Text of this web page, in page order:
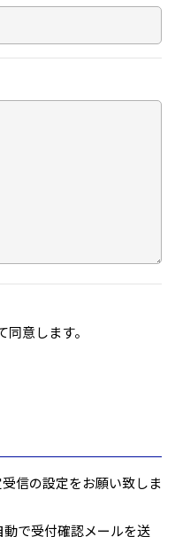
同意します。
信の設定をお願い致しま
で受付確認メールを送